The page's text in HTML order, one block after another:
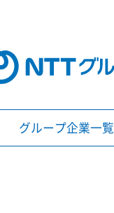
グループ企業一覧